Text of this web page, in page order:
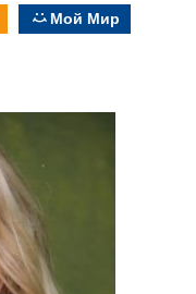
Мой Мир